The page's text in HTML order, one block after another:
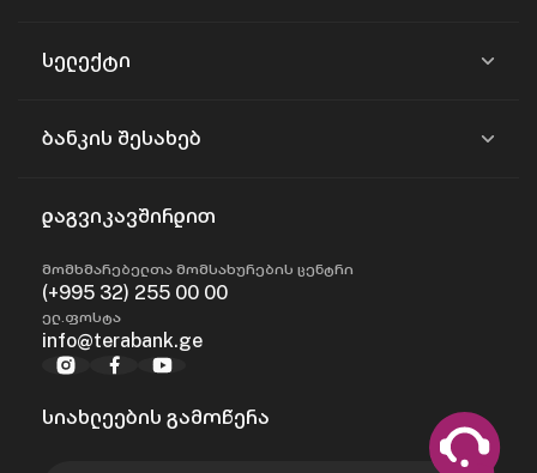
სელექტი
ბანკის შესახებ
დაგვიკავშირდით
მომხმარებელთა მომსახურების ცენტრი
(+995 32) 255 00 00
ელ.ფოსტა
info@terabank.ge
სიახლეების გამოწერა